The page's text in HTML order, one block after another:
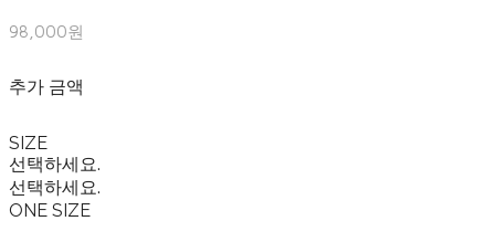
98,000원
추가 금액
SIZE
선택하세요.
선택하세요.
ONE SIZE